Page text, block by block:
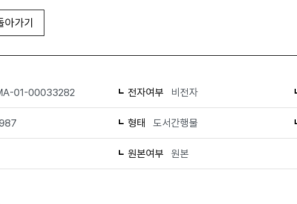
가기
01-00033282 전자여부 비전자
형태 도서간행물
원본여부 원본